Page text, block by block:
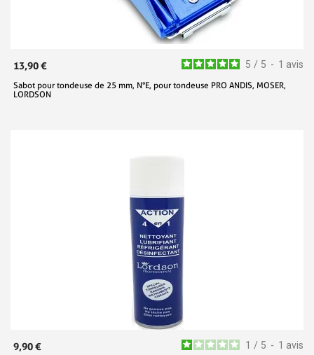
5 / 5 - 1 avis
13,90 €
Sabot pour tondeuse de 25 mm, N°E, pour tondeuse PRO ANDIS, MOSER,
LORDSON
1 / 5 - 1 avis
9,90 €